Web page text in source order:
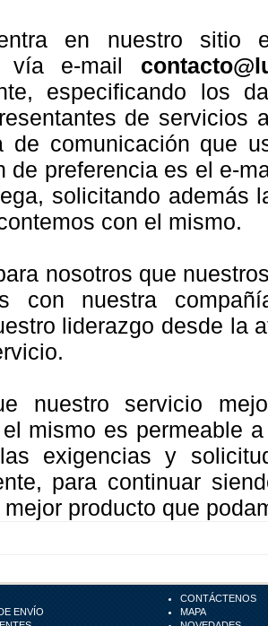
en nuestro sitio
vía e-mail
especificando los
de servicios
de comunicación que
de preferencia es el e-
solicitando además
con el mismo.
nosotros que
con nuestra
liderazgo desde la
nuestro servicio
mismo es permeable
exigencias y
para continuar
producto que
ENVÍO
CONTÁCTENOS
MAPA